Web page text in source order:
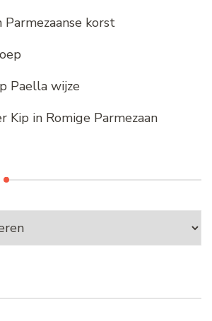
korst
Paella wijze
Kip in Romige Parmezaan